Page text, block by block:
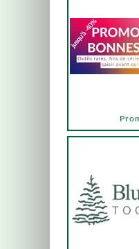
accéder via
Un produit
en savoir plus.
En bas de